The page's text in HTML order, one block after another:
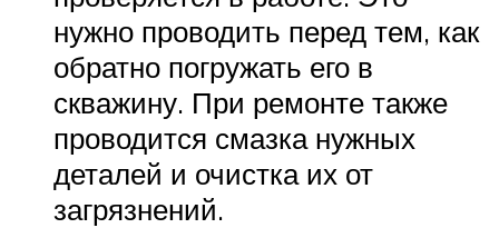
нужно проводить перед тем, как
обратно погружать его в
скважину. При ремонте также
проводится смазка нужных
деталей и очистка их от
загрязнений.